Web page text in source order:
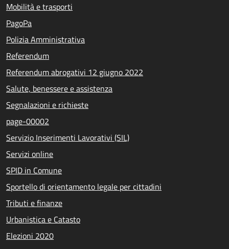
Mobilità e trasporti
PagoPa
Polizia Amministrativa
Referendum
Referendum abrogativi 12 giugno 2022
Salute, benessere e assistenza
Segnalazioni e richieste
page-00002
Servizio Inserimenti Lavorativi (SIL)
Servizi online
SPID in Comune
Sportello di orientamento legale per cittadini
Tributi e finanze
Urbanistica e Catasto
Elezioni 2020